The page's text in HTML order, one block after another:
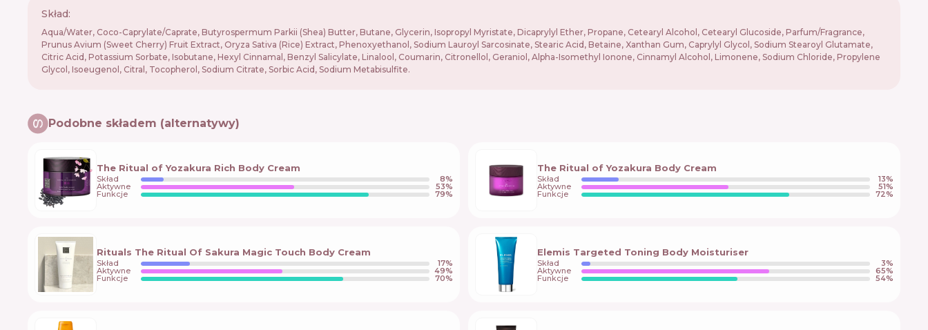
Skład:
Aqua/Water, Coco-Caprylate/Caprate, Butyrospermum Parkii (Shea) Butter, Butane, Glycerin, Isopropyl Myristate, Dicaprylyl Ether, Propane, Cetearyl Alcohol, Cetearyl Glucoside, Parfum/Fragrance,
Prunus Avium (Sweet Cherry) Fruit Extract, Oryza Sativa (Rice) Extract, Phenoxyethanol, Sodium Lauroyl Sarcosinate, Stearic Acid, Betaine, Xanthan Gum, Caprylyl Glycol, Sodium Stearoyl Glutamate,
Citric Acid, Potassium Sorbate, Isobutane, Hexyl Cinnamal, Benzyl Salicylate, Linalool, Coumarin, Citronellol, Geraniol, Alpha-Isomethyl Ionone, Cinnamyl Alcohol, Limonene, Sodium Chloride, Propylene
Glycol, Isoeugenol, Citral, Tocopherol, Sodium Citrate, Sorbic Acid, Sodium Metabisulfite.
Podobne składem (alternatywy)
The Ritual of Yozakura Rich Body Cream
Skład 8%
Aktywne 53%
Funkcje 79%
The Ritual of Yozakura Body Cream
Skład 13%
Aktywne 51%
Funkcje 72%
Rituals The Ritual Of Sakura Magic Touch Body Cream
Skład 17%
Aktywne 49%
Funkcje 70%
Elemis Targeted Toning Body Moisturiser
Skład 3%
Aktywne 65%
Funkcje 54%